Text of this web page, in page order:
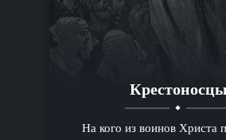
Крестоносцы
На кого из воинов Христа